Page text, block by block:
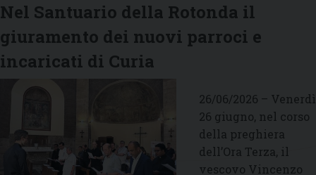
sulla
Comunione
Nel Santuario della Rotonda il
giuramento dei nuovi parroci e
incaricati di Curia
26/06/2026 – Venerdì
26 giugno, nel corso
della preghiera
dell’Ora Terza, il
vescovo Vincenzo